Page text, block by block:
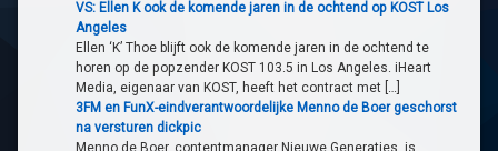
VS: Ellen K ook de komende jaren in de ochtend op KOST Los
Angeles
Ellen ‘K’ Thoe blijft ook de komende jaren in de ochtend te
horen op de popzender KOST 103.5 in Los Angeles. iHeart
Media, eigenaar van KOST, heeft het contract met […]
3FM en FunX-eindverantwoordelijke Menno de Boer geschorst
na versturen dickpic